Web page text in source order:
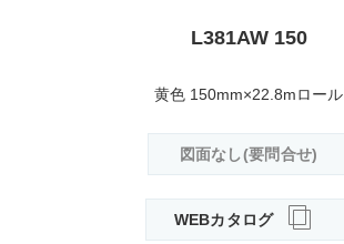
L381AW 150
黄色 150mm×22.8mロール
図面なし(要問合せ)
WEBカタログ